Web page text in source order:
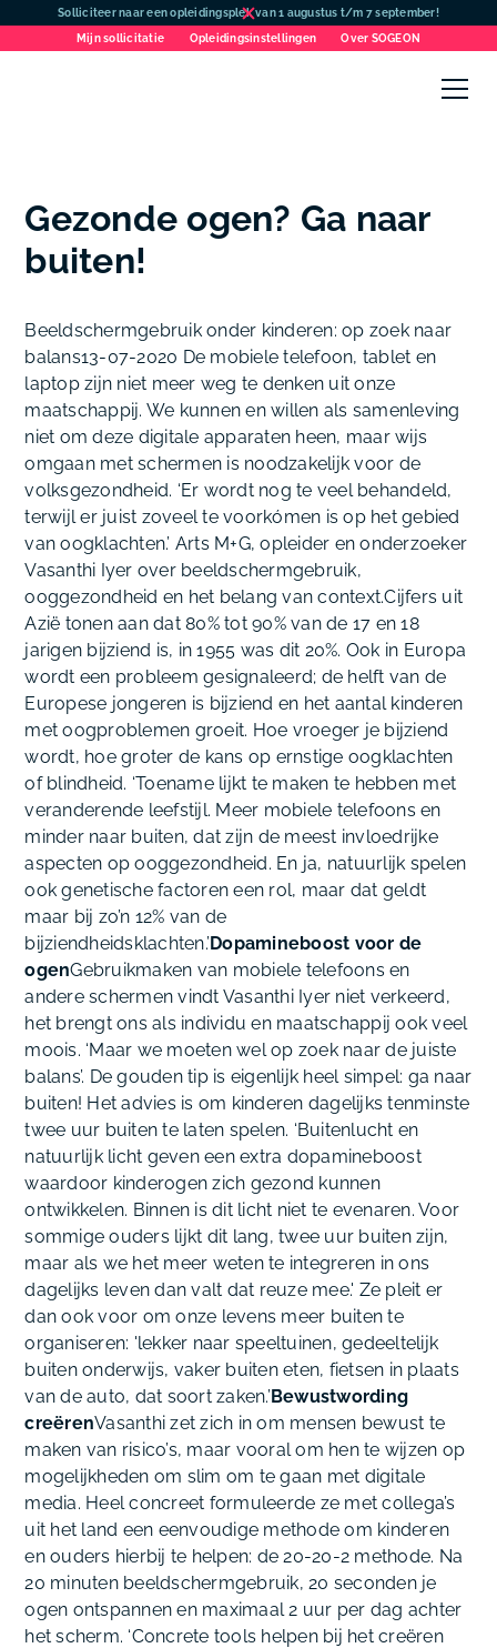
Solliciteer naar een opleidingsplek van 1 augustus t/m 7 september!
Mijn sollicitatie
Opleidingsinstellingen Over SOGEON
Gezonde ogen? Ga naar
buiten!
Beeldschermgebruik onder kinderen: op zoek naar
balans13-07-2020 De mobiele telefoon, tablet en
laptop zijn niet meer weg te denken uit onze
maatschappij. We kunnen en willen als samenleving
niet om deze digitale apparaten heen, maar wijs
omgaan met schermen is noodzakelijk voor de
volksgezondheid. ‘Er wordt nog te veel behandeld,
terwijl er juist zoveel te voorkómen is op het gebied
van oogklachten.’ Arts M+G, opleider en onderzoeker
Vasanthi Iyer over beeldschermgebruik,
ooggezondheid en het belang van context.Cijfers uit
Azië tonen aan dat 80% tot 90% van de 17 en 18
jarigen bijziend is, in 1955 was dit 20%. Ook in Europa
wordt een probleem gesignaleerd; de helft van de
Europese jongeren is bijziend en het aantal kinderen
met oogproblemen groeit. Hoe vroeger je bijziend
wordt, hoe groter de kans op ernstige oogklachten
of blindheid. ‘Toename lijkt te maken te hebben met
veranderende leefstijl. Meer mobiele telefoons en
minder naar buiten, dat zijn de meest invloedrijke
aspecten op ooggezondheid. En ja, natuurlijk spelen
ook genetische factoren een rol, maar dat geldt
maar bij zo’n 12% van de
bijziendheidsklachten.’Dopamineboost voor de
ogenGebruikmaken van mobiele telefoons en
andere schermen vindt Vasanthi Iyer niet verkeerd,
het brengt ons als individu en maatschappij ook veel
moois. ‘Maar we moeten wel op zoek naar de juiste
balans’. De gouden tip is eigenlijk heel simpel: ga naar
buiten! Het advies is om kinderen dagelijks tenminste
twee uur buiten te laten spelen. ‘Buitenlucht en
natuurlijk licht geven een extra dopamineboost
waardoor kinderogen zich gezond kunnen
ontwikkelen. Binnen is dit licht niet te evenaren. Voor
sommige ouders lijkt dit lang, twee uur buiten zijn,
maar als we het meer weten te integreren in ons
dagelijks leven dan valt dat reuze mee.' Ze pleit er
dan ook voor om onze levens meer buiten te
organiseren: 'lekker naar speeltuinen, gedeeltelijk
buiten onderwijs, vaker buiten eten, fietsen in plaats
van de auto, dat soort zaken.’Bewustwording
creërenVasanthi zet zich in om mensen bewust te
maken van risico’s, maar vooral om hen te wijzen op
mogelijkheden om slim om te gaan met digitale
media. Heel concreet formuleerde ze met collega’s
uit het land een eenvoudige methode om kinderen
en ouders hierbij te helpen: de 20-20-2 methode. Na
20 minuten beeldschermgebruik, 20 seconden je
ogen ontspannen en maximaal 2 uur per dag achter
het scherm. ‘Concrete tools helpen bij het creëren